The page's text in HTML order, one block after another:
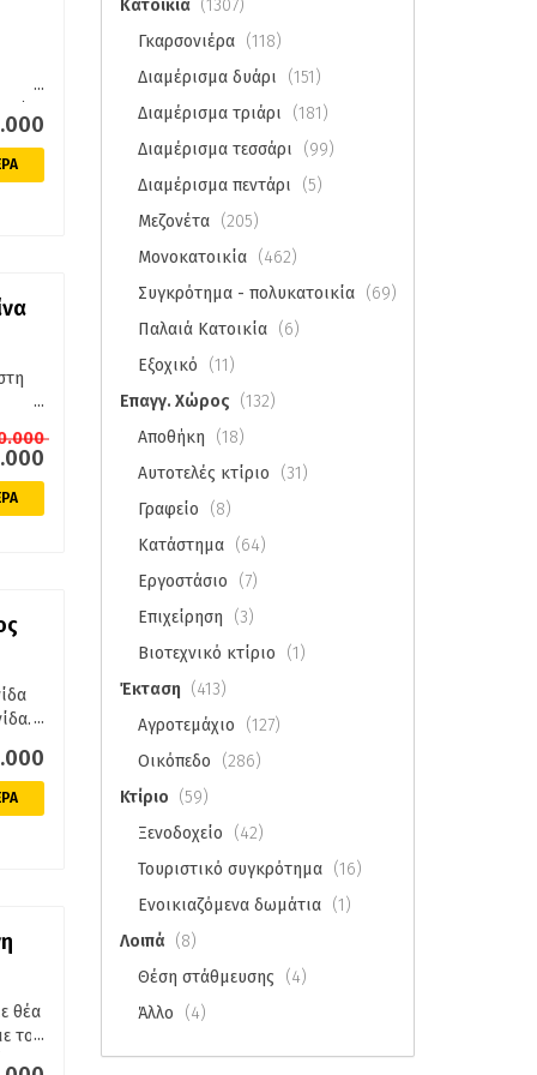
...
Τα
...
...
θέα
το...
Κατοικία (1307)
Γκαρσονιέρα (118)
Διαμέρισμα δυάρι
(151)
Διαμέρισμα τριάρι
(181)
Διαμέρισμα τεσσάρι
(99)
Διαμέρισμα πεντάρι
(5)
Μεζονέτα (205)
Μονοκατοικία (462)
Συγκρότημα - πολυκατοικία (69)
Παλαιά Κατοικία (6)
Εξοχικό
(11)
Επαγγ. Χώρος (132)
Αποθήκη
(18)
Αυτοτελές κτίριο
(31)
Γραφείο
(8)
Κατάστημα (64)
Εργοστάσιο
(7)
Επιχείρηση
(3)
Βιοτεχνικό κτίριο
(1)
Έκταση (413)
Αγροτεμάχιο
(127)
Οικόπεδο
(286)
Κτίριο (59)
Ξενοδοχείο
(42)
Τουριστικό συγκρότημα (16)
Ενοικιαζόμενα δωμάτια (1)
Λοιπά (8)
Θέση στάθμευσης
(4)
Άλλο
(4)